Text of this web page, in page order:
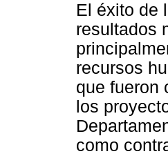
El éxito de
resultados
recursos
que fueron
los
como